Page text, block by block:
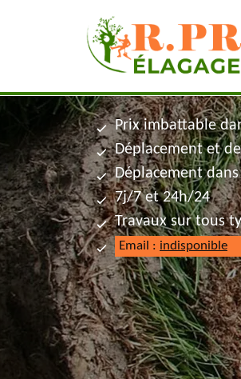
Prix imbattable
Déplacement et
Déplacement
7j/7 et 24h/24
Travaux sur tous
Email : indisponible